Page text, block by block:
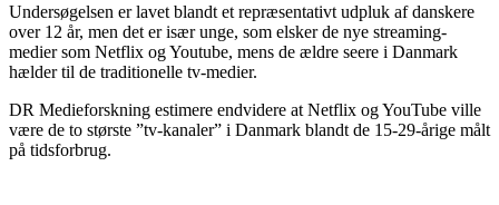
Undersøgelsen er lavet blandt et repræsentativt udpluk af danskere
over 12 år, men det er især unge, som elsker de nye streaming-
medier som Netflix og Youtube, mens de ældre seere i Danmark
hælder til de traditionelle tv-medier.
DR Medieforskning estimere endvidere at Netflix og YouTube ville
være de to største ”tv-kanaler” i Danmark blandt de 15-29-årige målt
på tidsforbrug.